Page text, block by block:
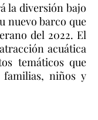
la diversión bajo
nuevo barco que
del 2022. El
acuática
temáticos que
familias, niños y